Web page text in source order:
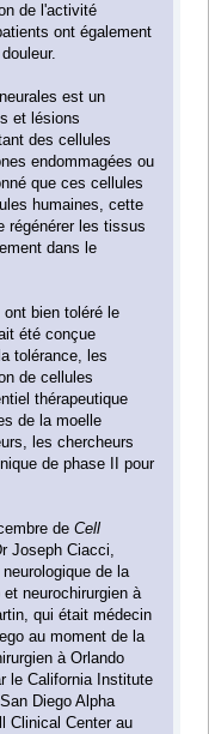
de l'activité
ont également
est un
et lésions
des cellules
endommagées ou
que ces cellules
humaines, cette
régénérer les tissus
dans le
ont bien toléré le
été conçue
tolérance, les
de cellules
thérapeutique
de la moelle
les chercheurs
de phase II pour
deCell
Joseph Ciacci,
de la
neurochirurgien à
qui était médecin
au moment de la
à Orlando
le California Institute
Diego Alpha
Clinical Center au